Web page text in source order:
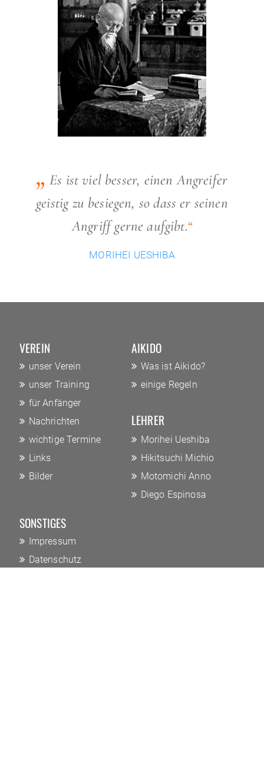
„ Es ist viel besser, einen Angreifer
geistig zu besiegen, so dass er seinen
Angriff gerne aufgibt.“
MORIHEI UESHIBA
VEREIN
unser Verein
unser Training
für Anfänger
Nachrichten
wichtige Termine
Links
Bilder
AIKIDO
Was ist Aikido?
einige Regeln
LEHRER
Morihei Ueshiba
Hikitsuchi Michio
Motomichi Anno
Diego Espinosa
SONSTIGES
Impressum
Datenschutz